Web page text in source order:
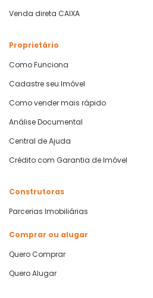
Venda direta CAIXA
Proprietário
Como Funciona
Cadastre seu Imóvel
Como vender mais rápido
Análise Documental
Central de Ajuda
Crédito com Garantia de Imóvel
Construtoras
Parcerias Imobiliárias
Comprar ou alugar
Quero Comprar
Quero Alugar